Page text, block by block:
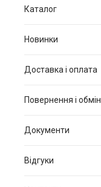
Каталог
Новинки
Доставка і оплата
Повернення і обмін
Документи
Відгуки